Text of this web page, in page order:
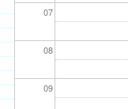
07
08
09